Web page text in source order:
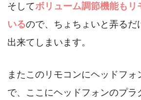
そしてボリューム調節機能もリ
いるので、ちょちょいと弄るだ
出来てしまいます。
またこのリモコンにヘッドフォ
で、ここにヘッドフォンのプラ